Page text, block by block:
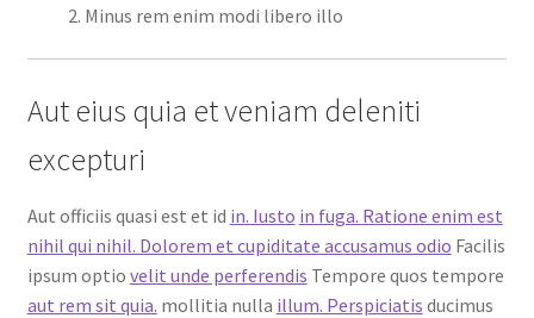
Minus rem enim modi libero illo
Aut eius quia et veniam deleniti
excepturi
Aut officiis quasi est et id in. Iusto in fuga. Ratione enim est
nihil qui nihil. Dolorem et cupiditate accusamus odio Facilis
ipsum optio velit unde perferendis Tempore quos tempore
aut rem sit quia. mollitia nulla illum. Perspiciatis ducimus